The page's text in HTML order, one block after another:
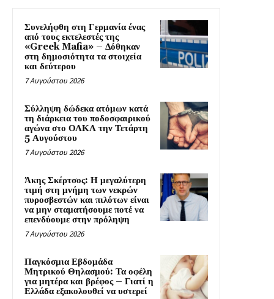
Συνελήφθη στη Γερμανία ένας
από τους εκτελεστές της
«Greek Mafia» – Δόθηκαν
στη δημοσιότητα τα στοιχεία
και δεύτερου
7 Αυγούστου 2026
Σύλληψη δώδεκα ατόμων κατά
τη διάρκεια του ποδοσφαιρικού
αγώνα στο ΟΑΚΑ την Τετάρτη
5 Αυγούστου
7 Αυγούστου 2026
Άκης Σκέρτσος: Η μεγαλύτερη
τιμή στη μνήμη των νεκρών
πυροσβεστών και πιλότων είναι
να μην σταματήσουμε ποτέ να
επενδύουμε στην πρόληψη
7 Αυγούστου 2026
Παγκόσμια Εβδομάδα
Μητρικού Θηλασμού: Τα οφέλη
για μητέρα και βρέφος – Γιατί η
Ελλάδα εξακολουθεί να υστερεί